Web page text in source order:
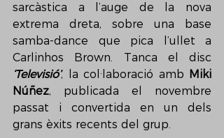
sarcàstica a l’auge de la nova
extrema dreta, sobre una base
samba-dance que pica l’ullet a
‘Televisió’, la col·laboració amb Miki
Núñez, publicada el novembre
passat i convertida en un dels
grans èxits recents del grup.